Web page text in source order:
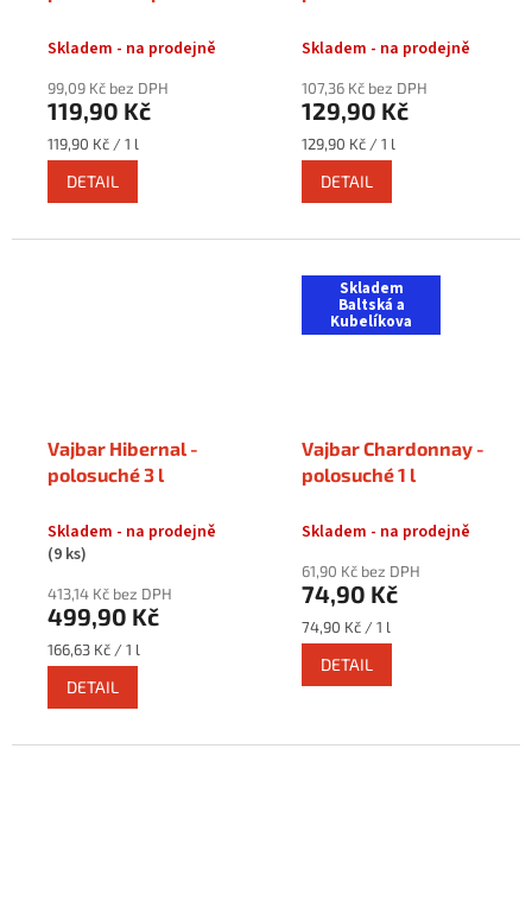
Skladem - na prodejně
99,09 Kč bez DPH
119,90 Kč
Měrná
cena:
119,90 Kč / 1 l
DETAIL
Skladem - na prodejně
107,36 Kč bez DPH
129,90 Kč
Měrná
cena:
129,90 Kč / 1 l
DETAIL
Vajbar Hibernal -
polosuché 3 l
Skladem - na prodejně
(9 ks)
413,14 Kč bez DPH
499,90 Kč
Měrná
cena:
166,63 Kč / 1 l
DETAIL
Skladem
Baltská a
Kubelíkova
Vajbar Chardonnay -
polosuché 1 l
Skladem - na prodejně
61,90 Kč bez DPH
74,90 Kč
Měrná
cena:
74,90 Kč / 1 l
DETAIL